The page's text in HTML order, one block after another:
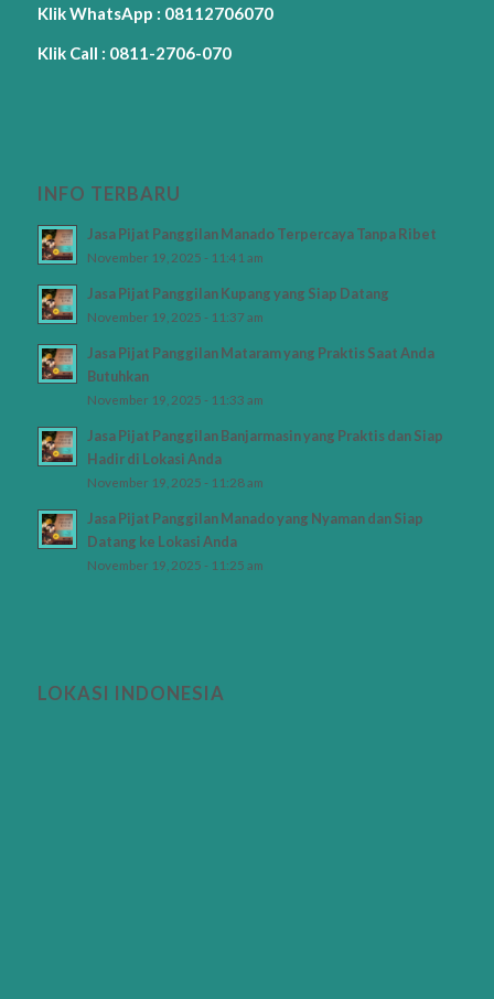
Klik WhatsApp : 08112706070
Klik Call : 0811-2706-070
INFO TERBARU
Jasa Pijat Panggilan Manado Terpercaya Tanpa Ribet
November 19, 2025 - 11:41 am
Jasa Pijat Panggilan Kupang yang Siap Datang
November 19, 2025 - 11:37 am
Jasa Pijat Panggilan Mataram yang Praktis Saat Anda
Butuhkan
November 19, 2025 - 11:33 am
Jasa Pijat Panggilan Banjarmasin yang Praktis dan Siap
Hadir di Lokasi Anda
November 19, 2025 - 11:28 am
Jasa Pijat Panggilan Manado yang Nyaman dan Siap
Datang ke Lokasi Anda
November 19, 2025 - 11:25 am
LOKASI INDONESIA